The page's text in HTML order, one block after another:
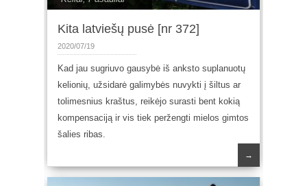
Kita latviešų pusė [nr 372]
2020/07/19
Kad jau sugriuvo gausybė iš anksto suplanuotų
kelionių, užsidarė galimybės nuvykti į šiltus ar
tolimesnius kraštus, reikėjo surasti bent kokią
kompensaciją ir vis tiek peržengti mielos gimtos
šalies ribas.
→